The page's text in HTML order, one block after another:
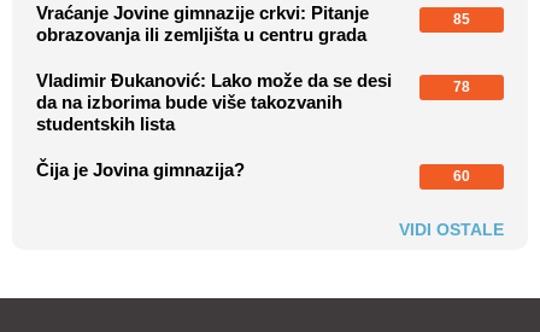
Vraćanje Jovine gimnazije crkvi: Pitanje
obrazovanja ili zemljišta u centru grada
85
Vladimir Đukanović: Lako može da se desi
da na izborima bude više takozvanih
studentskih lista
78
Čija je Jovina gimnazija? 60
VIDI OSTALE